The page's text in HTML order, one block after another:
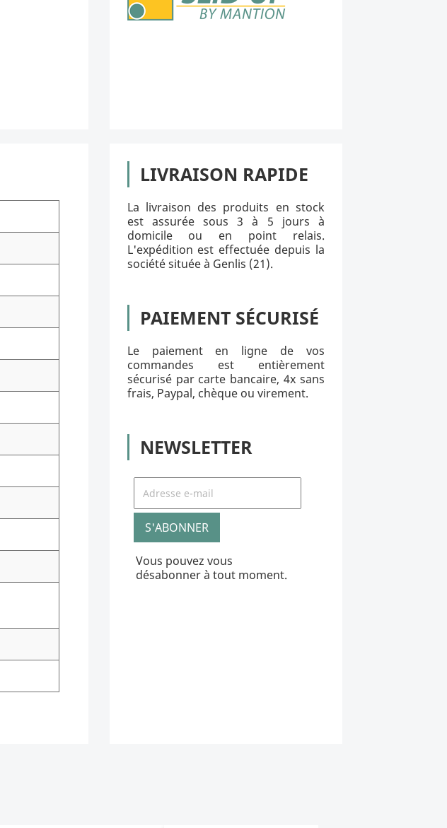
LIVRAISON RAPIDE
La livraison des produits en stock
est assurée sous 3 à 5 jours à
domicile ou en point relais.
L'expédition est effectuée depuis la
société située à Genlis (21).
PAIEMENT SÉCURISÉ
Le paiement en ligne de vos
commandes est entièrement
sécurisé par carte bancaire, 4x sans
frais, Paypal, chèque ou virement.
NEWSLETTER
Vous pouvez vous
désabonner à tout moment.